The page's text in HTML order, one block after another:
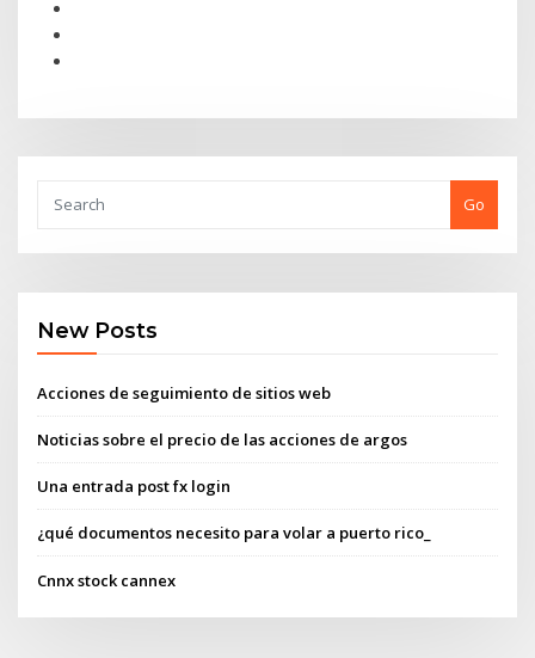
Go
New Posts
Acciones de seguimiento de sitios web
Noticias sobre el precio de las acciones de argos
Una entrada post fx login
¿qué documentos necesito para volar a puerto rico_
Cnnx stock cannex